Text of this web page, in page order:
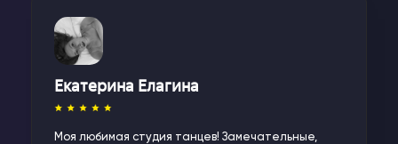
Екатерина Елагина
Моя любимая студия танцев! Замечательные,